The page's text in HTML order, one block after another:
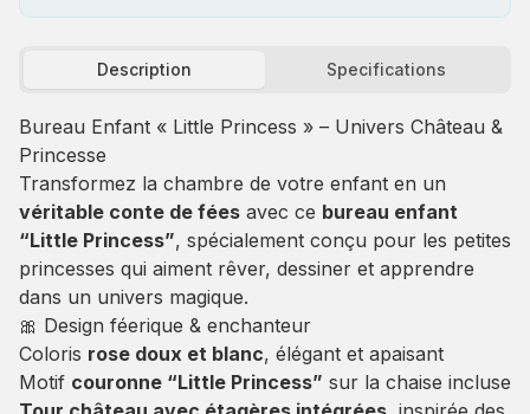
Description Specifications
Bureau Enfant « Little Princess » – Univers Château &
Princesse
Transformez la chambre de votre enfant en un
véritable conte de fées avec ce bureau enfant
“Little Princess”, spécialement conçu pour les petites
princesses qui aiment rêver, dessiner et apprendre
dans un univers magique.
🎀 Design féerique & enchanteur
Coloris rose doux et blanc, élégant et apaisant
Motif couronne “Little Princess” sur la chaise incluse